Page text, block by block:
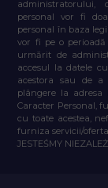
administratorului,
personal vor fi
personal în baza
vor fi pe o
urmărit de
accesul la datele
acestora sau de
plângere la
Caracter Personal,
cu toate acestea,
furniza servicii/oferta.
JESTEŚMY